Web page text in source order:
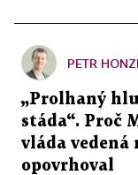
PETR
„Prolhaný
stáda“. Proč
vláda vedená
opovrhoval